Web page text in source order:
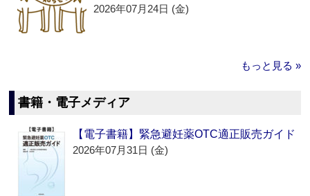
2026年07月24日 (金)
もっと見る »
書籍・電子メディア
【電子書籍】緊急避妊薬OTC適正販売ガイド
2026年07月31日 (金)